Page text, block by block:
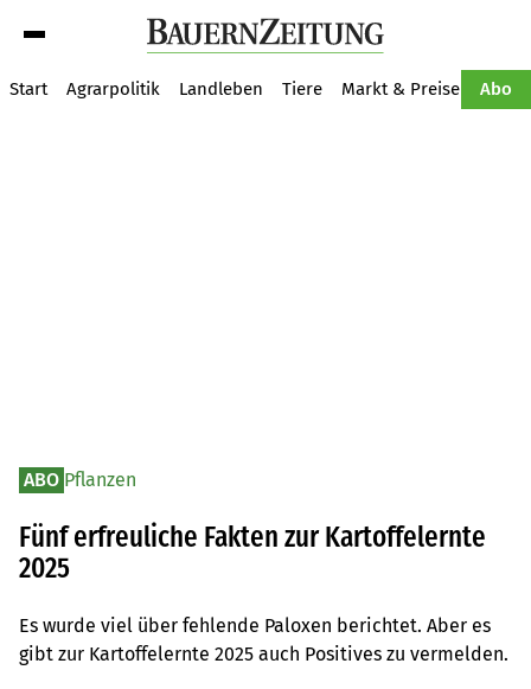
Start Agrarpolitik Landleben Tiere Markt & Preise Abo
ABO Pflanzen
Fünf erfreuliche Fakten zur Kartoffelernte
2025
Es wurde viel über fehlende Paloxen berichtet. Aber es
gibt zur Kartoffelernte 2025 auch Positives zu vermelden.